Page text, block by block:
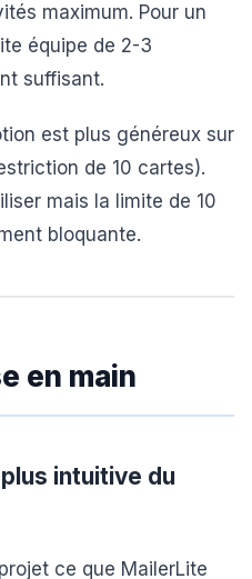
maximum. Pour un
équipe de 2-3
suffisant.
est plus généreux sur
de 10 cartes).
mais la limite de 10
bloquante.
en main
intuitive du
ce que MailerLite